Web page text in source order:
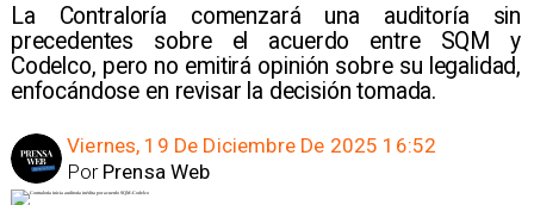
La Contraloría comenzará una auditoría sin
precedentes sobre el acuerdo entre SQM y
Codelco, pero no emitirá opinión sobre su legalidad,
enfocándose en revisar la decisión tomada.
Viernes, 19 De Diciembre De 2025 16:52
Prensa Web
Por